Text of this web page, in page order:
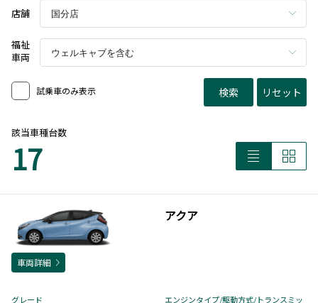
店舗
福祉
車両
試乗車のみ表示 検索 リセット
該当車種台数
17
アクア
車両詳細
グレード エンジンタイプ/駆動方式/トランスミッ